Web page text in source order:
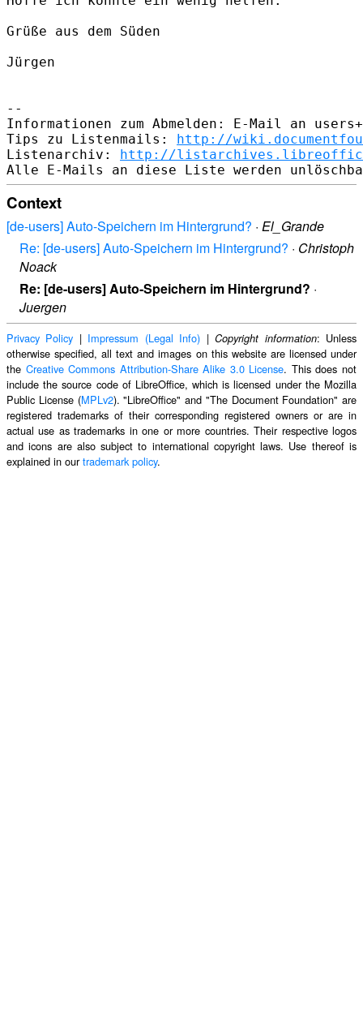
Grüße aus dem Süden
Jürgen
--
Informationen zum Abmelden: E-Mail an
Tips zu Listenmails: http://
Listenarchiv: http://
Context
[de-users] Auto-Speichern im Hintergrund? · El_Grande
Re: [de-users] Auto-Speichern im Hintergrund? · Christoph
Noack
Re: [de-users] Auto-Speichern im Hintergrund? ·
Juergen
Privacy Policy | Impressum (Legal Info) |Copyright information: Unless
otherwise specified, all text and images on this website are licensed under
the Creative Commons Attribution-Share Alike 3.0 License. This does not
include the source code of LibreOffice, which is licensed under the Mozilla
Public License (MPLv2). "LibreOffice" and "The Document Foundation" are
registered trademarks of their corresponding registered owners or are in
actual use as trademarks in one or more countries. Their respective logos
and icons are also subject to international copyright laws. Use thereof is
explained in ourtrademark policy.